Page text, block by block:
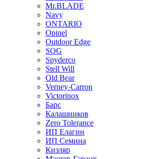
Mr.BLADE
Navy
ONTARIO
Opinel
Outdoor Edge
SOG
Spyderco
Stell Will
Old Bear
Verney-Carron
Victorinox
Барс
Калашников
Zero Tolerance
ИП Елагин
ИП Семина
Кизляр